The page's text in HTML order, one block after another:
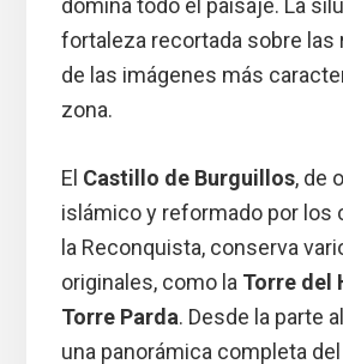
domina todo el paisaje. La
fortaleza recortada sobre las
de las imágenes más
zona.
El Castillo de Burguillos, de
islámico y reformado por los
la Reconquista, conserva
originales, como la Torre del
Torre Parda. Desde la parte
una panorámica completa